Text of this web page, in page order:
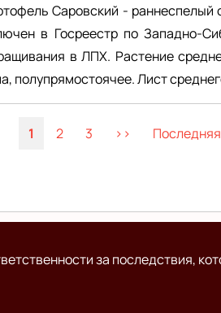
Саровский - раннеспелый
в Госреестр по Западно-
в ЛПХ. Растение
полупрямостоячее. Лист
Текущая
1 Page
2 Page
3
Следующая
››
Последняя
за последствия,